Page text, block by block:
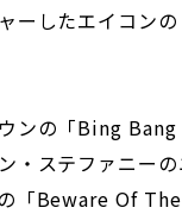
ーしたエイコン
ンの「Bing
・ステファニー
「Beware Of